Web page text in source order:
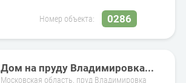
Номер объекта: 0286
Дом на пруду Владимировка...
Московская область, пруд Владимировка